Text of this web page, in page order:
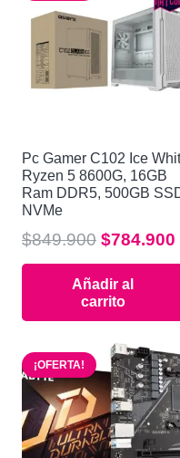
Pc Gamer C102 Ice
Ryzen 5 8600G, 16GB
Ram DDR5, 500GB
NVMe
$849.900 El
precio
original
era:
$784.900
Añadir al
carrito
¡OFERTA!